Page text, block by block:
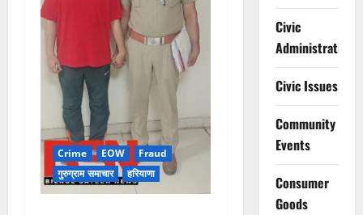
Crime EOW
Fraud
गुरुग्राम समाचार
हरियाणा
Civic
Administration
Civic Issues
Community
Events
Consumer
Goods